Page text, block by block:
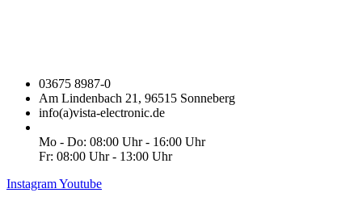
03675 8987-0
Am Lindenbach 21, 96515 Sonneberg
info(a)vista-electronic.de
Mo - Do: 08:00 Uhr - 16:00 Uhr
Fr: 08:00 Uhr - 13:00 Uhr
InstagramYoutube